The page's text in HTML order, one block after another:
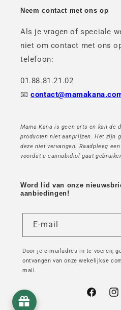
Neem contact met ons op
Als je vragen of speciale
niet om contact met ons
telefoon:
01.88.81.21.02
📧
Mama Kana is geen arts en kan de
producten niet aanprijzen. Het zijn
deze niet vervangen. Raadpleeg
voordat u cannabidiol gaat
Word lid van onze
aanbiedingen!
E-mail
Door je e-mailadres in te voeren,
ontvangen van onze wekelijkse
mail.
Facebook